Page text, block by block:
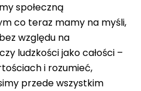
społeczną
co teraz mamy na myśli,
względu na
ludzkości jako całości –
i rozumieć,
przede wszystkim